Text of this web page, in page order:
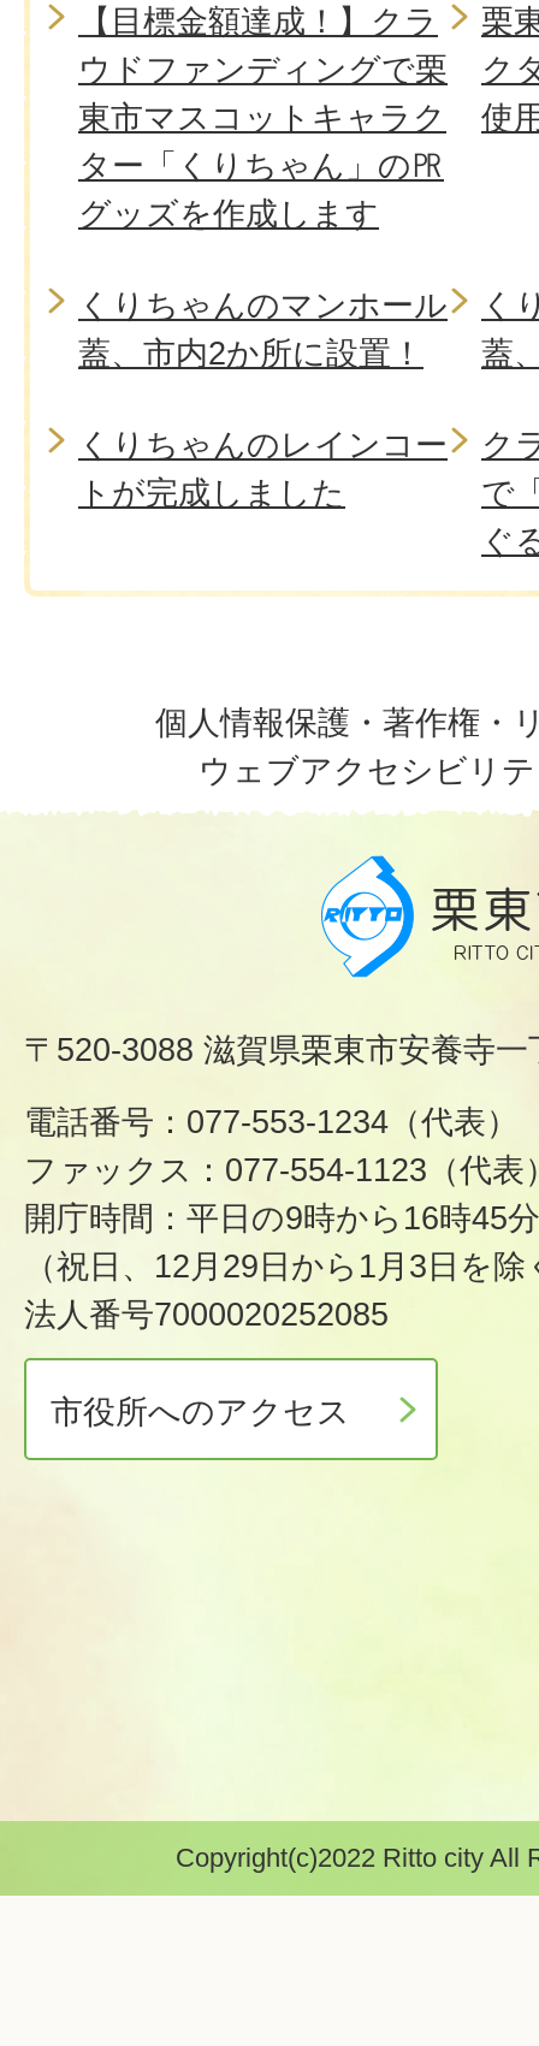
【目標金額達成！】クラ
ウドファンディングで栗
東市マスコットキャラク
ター「くりちゃん」の㏚
グッズを作成します
栗
ク
使
くりちゃんのマンホール
蓋、市内2か所に設置！
く
蓋
くりちゃんのレインコー
トが完成しました
ク
で
ぐ
個人情報保護・著作権・
ウェブアクセシビリ
〒520-3088 滋賀県栗東市安養寺
電話番号：077-553-1234（代表）
ファックス：077-554-1123（代表
開庁時間：平日の9時から16時45分
（祝日、12月29日から1月3日を除
法人番号7000020252085
市役所へのアクセス
Copyright(c)2022 Ritto city All